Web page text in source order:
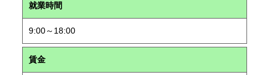
就業時間
9:00～18:00
賃金